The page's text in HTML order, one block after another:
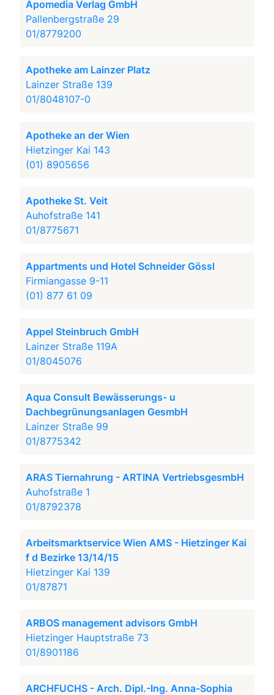
Apomedia Verlag GmbH
Pallenbergstraße 29
01/8779200
Apotheke am Lainzer Platz
Lainzer Straße 139
01/8048107-0
Apotheke an der Wien
Hietzinger Kai 143
(01) 8905656
Apotheke St. Veit
Auhofstraße 141
01/8775671
Appartments und Hotel Schneider Gössl
Firmiangasse 9-11
(01) 877 61 09
Appel Steinbruch GmbH
Lainzer Straße 119A
01/8045076
Aqua Consult Bewässerungs- u
Dachbegrünungsanlagen GesmbH
Lainzer Straße 99
01/8775342
ARAS Tiernahrung - ARTINA VertriebsgesmbH
Auhofstraße 1
01/8792378
Arbeitsmarktservice Wien AMS - Hietzinger Kai
f d Bezirke 13/14/15
Hietzinger Kai 139
01/87871
ARBOS management advisors GmbH
Hietzinger Hauptstraße 73
01/8901186
ARCHFUCHS - Arch. Dipl.-Ing. Anna-Sophia